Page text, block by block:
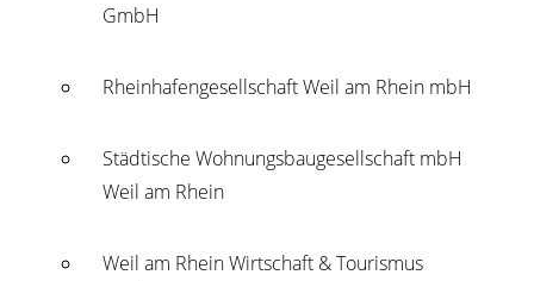
GmbH
Rheinhafengesellschaft Weil am Rhein mbH
Städtische Wohnungsbaugesellschaft mbH
Weil am Rhein
Weil am Rhein Wirtschaft & Tourismus